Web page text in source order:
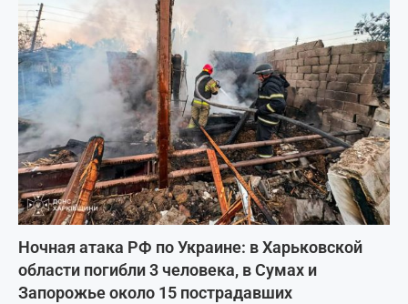
Ночная атака РФ по Украине: в Харьковской
области погибли 3 человека, в Сумах и
Запорожье около 15 пострадавших